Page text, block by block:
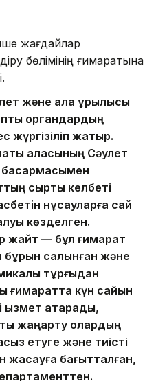
жағдайлар
бөлімінің ғимаратына
және қала құрылысы
органдардың
жүргізіліп жатыр.
қаласының Сәулет
басқармасымен
сыртқы келбеті
нұсқауларға сай
көзделген.
жайт — бұл ғимарат
салынған және
тұрғыдан
ғимаратта күн сайын
атқарады,
жаңарту олардың
етуге және тиісті
жасауға бағытталған,